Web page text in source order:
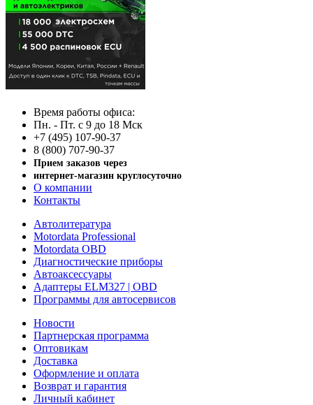
Время работы офиса:
Пн. - Пт. с 9 до 18 Мск
+7 (495) 107-90-37
8 (800) 707-90-37
Прием заказов через
интернет-магазин круглосуточно
О компании
Контакты
Автолитература
Motordata Professional
Motordata OBD
Диагностические приборы
Автоаксессуары
Адаптеры ELM327 | OBD
Программы для автосервисов
Новости
Партнерская программа
Оптовикам
Доставка
Оформление и оплата
Возврат и гарантия
Личный кабинет